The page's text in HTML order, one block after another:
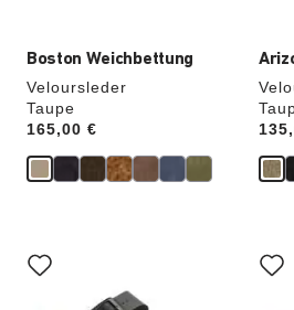
Boston Weichbettung
Veloursleder
Taupe
Price:
165,00 €
Anklicken
der
der